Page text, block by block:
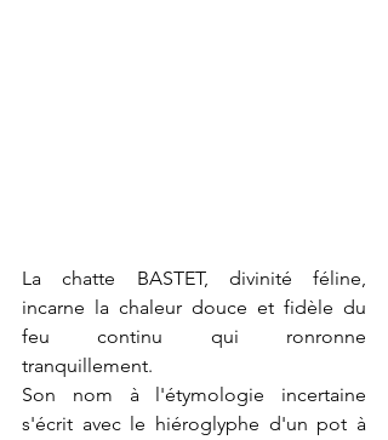
La chatte BASTET, divinité féline,
incarne la chaleur douce et fidèle du
feu continu qui ronronne
tranquillement.
Son nom à l'étymologie incertaine
s'écrit avec le hiéroglyphe d'un pot à